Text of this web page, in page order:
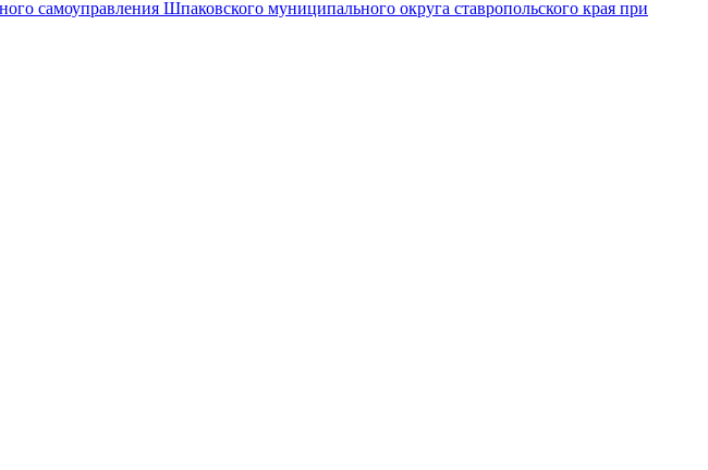
самоуправления Шпаковского муниципального округа ставропольского края при